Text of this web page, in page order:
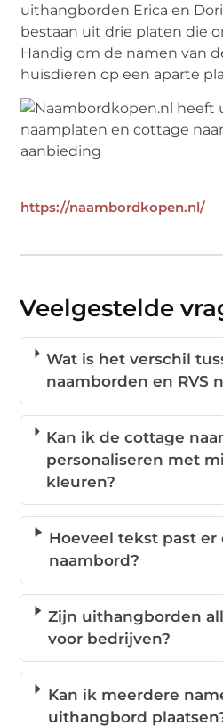
uithangborden Erica en
bestaan uit drie platen die
Handig om de namen van
huisdieren op een aparte
https://naambordkopen.nl/
Veelgestelde
Wat is het verschil
naamborden en RVS
Kan ik de cottage
personaliseren met
kleuren?
Hoeveel tekst past er
naambord?
Zijn uithangborden
voor bedrijven?
Kan ik meerdere
uithangbord